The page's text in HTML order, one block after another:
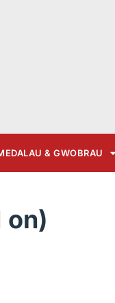
& GWOBRAU
on)